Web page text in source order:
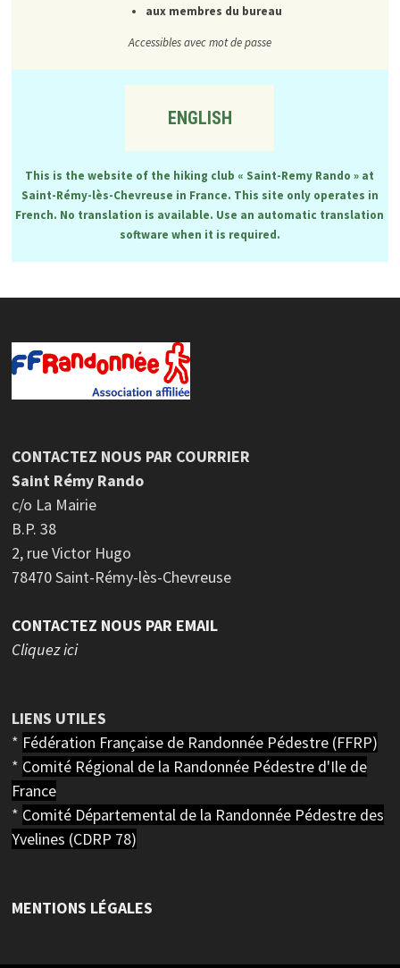
aux membres du bureau
Accessibles avec mot de passe
ENGLISH
This is the website of the hiking club « Saint-Remy Rando » at
Saint-Rémy-lès-Chevreuse in France. This site only operates in
French. No translation is available. Use an automatic translation
software when it is required.
CONTACTEZ NOUS PAR COURRIER
Saint Rémy Rando
c/o La Mairie
B.P. 38
2, rue Victor Hugo
78470 Saint-Rémy-lès-Chevreuse
CONTACTEZ NOUS PAR EMAIL
Cliquez ici
LIENS UTILES
* Fédération Française de Randonnée Pédestre (FFRP)
* Comité Régional de la Randonnée Pédestre d'Ile de
France
* Comité Départemental de la Randonnée Pédestre des
Yvelines (CDRP 78)
MENTIONS LÉGALES